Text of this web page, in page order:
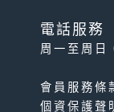
電話服務
周一至周
會員服務條
個資保護聲